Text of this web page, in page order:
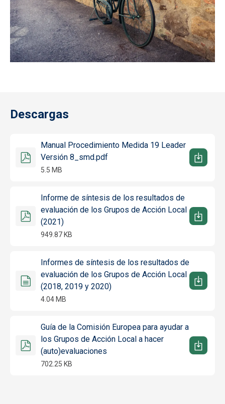
Descargas
Manual Procedimiento Medida 19 Leader
Versión 8_smd.pdf
5.5 MB
Informe de síntesis de los resultados de
evaluación de los Grupos de Acción Local
(2021)
949.87 KB
Informes de síntesis de los resultados de
evaluación de los Grupos de Acción Local
(2018, 2019 y 2020)
4.04 MB
Guía de la Comisión Europea para ayudar a
los Grupos de Acción Local a hacer
(auto)evaluaciones
702.25 KB